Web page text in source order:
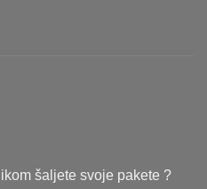
šaljete svoje pakete ?